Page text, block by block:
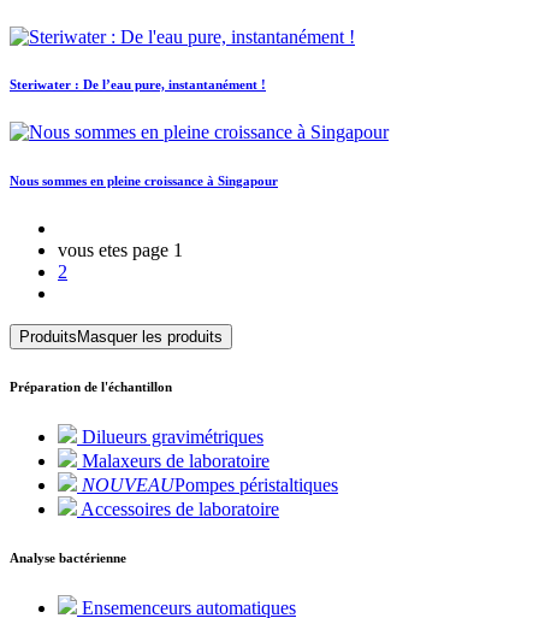
Steriwater : De l’eau pure, instantanément !
Nous sommes en pleine croissance à Singapour
vous etes page 1
2
Produits Masquer les produits
Préparation de l'échantillon
Dilueurs gravimétriques
Malaxeurs de laboratoire
NOUVEAUPompes péristaltiques
Accessoires de laboratoire
Analyse bactérienne
Ensemenceurs automatiques